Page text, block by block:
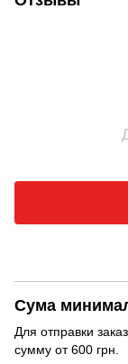
Сума
Для отправки
сумму от 600 грн.